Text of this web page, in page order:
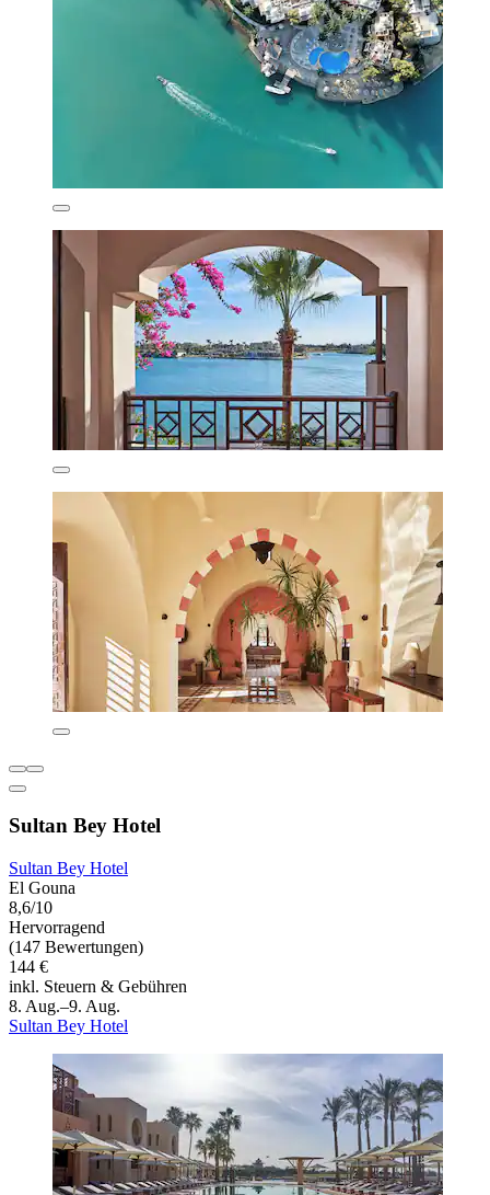
Sultan Bey Hotel
Sultan Bey Hotel
El Gouna
8,6/10
Hervorragend
(147 Bewertungen)
144 €
inkl. Steuern & Gebühren
8. Aug.–9. Aug.
Sultan Bey Hotel